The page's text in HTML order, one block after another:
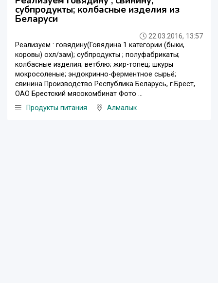
субпродукты; колбасные изделия из
Беларуси
22.03.2016, 13:57
Реализуем : говядину(Говядина 1 категории (быки,
коровы) охл/зам); субпродукты ; полуфабрикаты;
колбасные изделия; ветблю; жир-топец; шкуры
мокросоленые; эндокринно-ферментное сырьё;
свинина Производство Республика Беларусь, г.Брест,
ОАО Брестский мясокомбинат Фото ...
Продукты питания
Алмалык